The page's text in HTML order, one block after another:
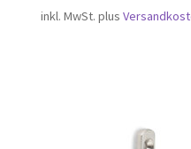
inkl. MwSt. plus